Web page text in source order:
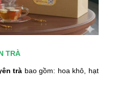
TRÀ
trà bao gồm: hoa khô, hạt